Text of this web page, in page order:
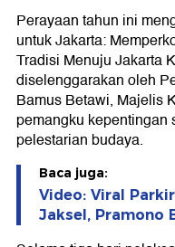
Perayaan tahun ini
untuk Jakarta:
Tradisi Menuju Jakarta
diselenggarakan oleh
Bamus Betawi, Majelis
pemangku
pelestarian budaya.
Baca juga:
Video: Viral
Jaksel, Pramono